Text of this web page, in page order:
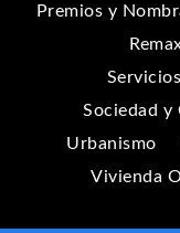
Premios y
Sociedad y
Urbanismo
Vivienda